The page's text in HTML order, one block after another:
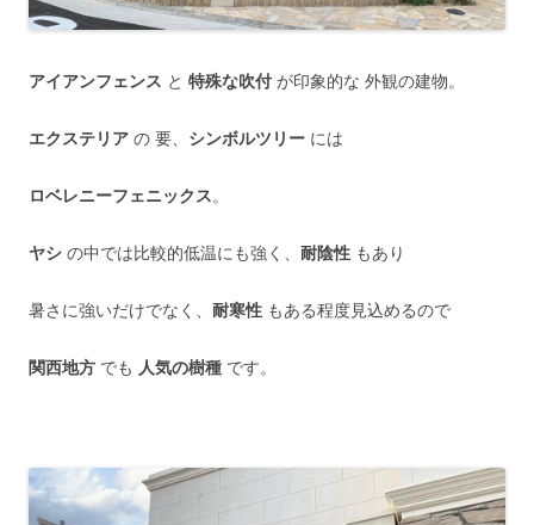
アイアンフェンス と 特殊な吹付 が印象的な 外観の建物。
エクステリア の 要、 シンボルツリー には
ロベレニーフェニックス。
ヤシ の中では比較的低温にも強く、 耐陰性 もあり
暑さに強いだけでなく、 耐寒性 もある程度見込めるので
関西地方 でも 人気の樹種 です。